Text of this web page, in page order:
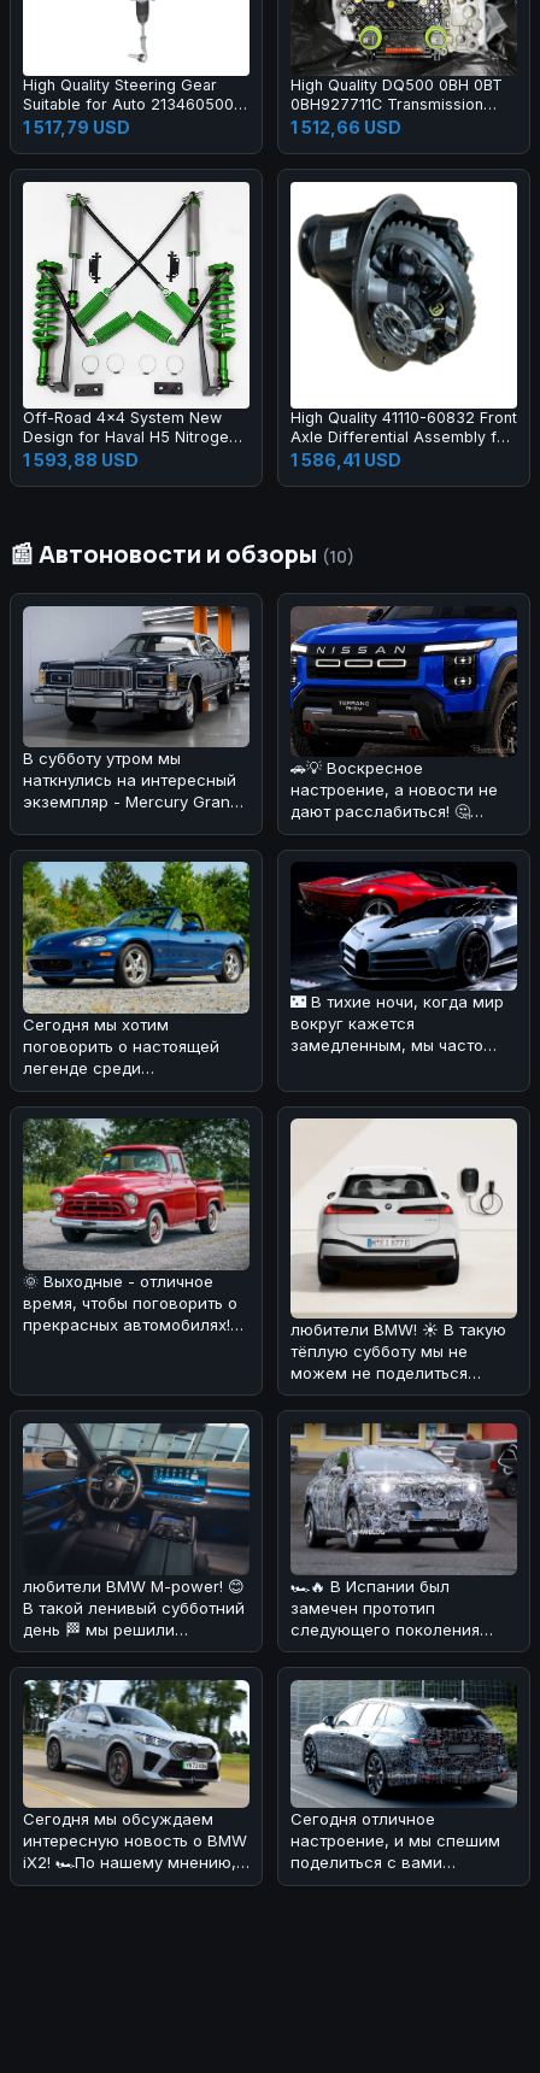
High Quality Steering Gear
Suitable for Auto 2134605001
2134601801 Steering Rack
Pinion and Rack Assembly
1 517,79 USD
High Quality DQ500 0BH 0BT
0BH927711C Transmission
Mechatronic with Contorl Unit
Solenoids Fits for Audi VW
1 512,66 USD
Off-Road 4x4 System New
Design for Haval H5 Nitrogen
Shock Absorber Suspension
1 593,88 USD
High Quality 41110-60832 Front
Axle Differential Assembly for
Land Cruiser
1 586,41 USD
📰 Автоновости и обзоры (10)
В субботу утром мы
наткнулись на интересный
экземпляр - Mercury Grand
🚗💡 Воскресное
настроение, а новости не
дают расслабиться! 🤔
Появились слухи о
возможном возрожден
Сегодня мы хотим
поговорить о настоящей
легенде среди
автомобилей — Mazda MX-
5 Miata 1999 года в юби
🌃 В тихие ночи, когда мир
вокруг кажется
замедленным, мы часто
значит быть
🌞 Выходные - отличное
время, чтобы поговорить о
прекрасных автомобилях!
любители BMW! ☀️ В такую
тёплую субботу мы не
можем не поделиться
интересной новостью. По
слухам, эл
любители BMW M-power! 😊
В такой ленивый субботний
день 🏁 мы решили
порадовать вас новостями
о буду
🏎🔥 В Испании был
замечен прототип
следующего поколения
BMW iX1, который уже
вызвал ажиотаж в автом
Сегодня мы обсуждаем
интересную новость о BMW
iX2! 🏎По нашему мнению,
эта новинка выглядит очень
Сегодня отличное
настроение, и мы спешим
поделиться с вами
интересной новостью! 🏎🔥